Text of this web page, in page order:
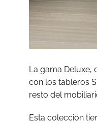
La gama Deluxe,
con los tableros
resto del
Esta colección